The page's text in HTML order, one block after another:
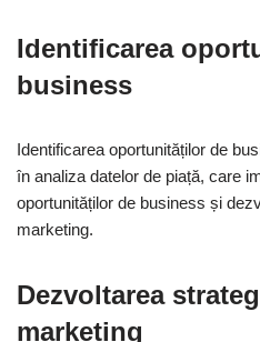
Identificarea
business
Identificarea oportunităților de
în analiza datelor de piață, care
oportunităților de business și
marketing.
Dezvoltarea
marketing